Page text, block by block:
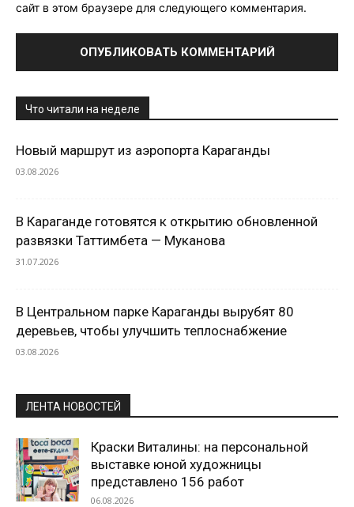
сайт в этом браузере для следующего комментария.
Что читали на неделе
Новый маршрут из аэропорта Караганды
03.08.2026
В Караганде готовятся к открытию обновленной
развязки Таттимбета — Муканова
31.07.2026
В Центральном парке Караганды вырубят 80
деревьев, чтобы улучшить теплоснабжение
03.08.2026
ЛЕНТА НОВОСТЕЙ
Краски Виталины: на персональной
выставке юной художницы
представлено 156 работ
06.08.2026